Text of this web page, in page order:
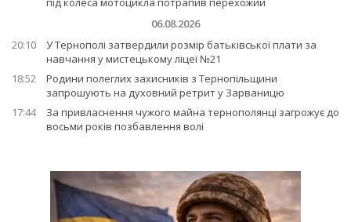
06.08.2026
20:10
У Тернополі затвердили розмір батьківської плати за
навчання у мистецькому ліцеї №21
18:52
Родини полеглих захисників з Тернопільщини
запрошують на духовний ретрит у Зарваницю
17:44
За привласнення чужого майна тернополянці загрожує до
восьми років позбавлення волі